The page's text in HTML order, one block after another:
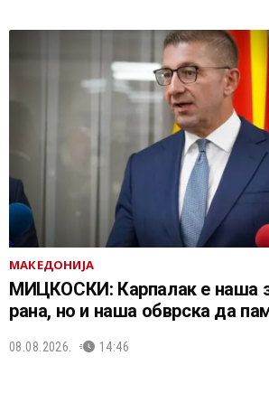
МАКЕДОНИЈА
МИЦКОСКИ: Карпалак е наша
рана, но и наша обврска да
08.08.2026. 14:46